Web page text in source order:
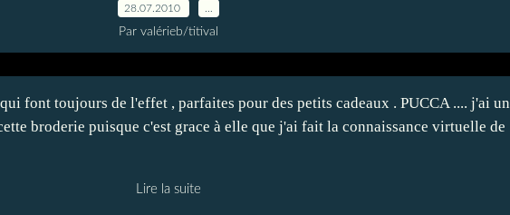
28.07.2010
Par valérieb/titival
font toujours de l'effet , parfaites pour des petits cadeaux . PUCCA .... j'ai un
broderie puisque c'est grace à elle que j'ai fait la connaissance virtuelle de
Lire la suite